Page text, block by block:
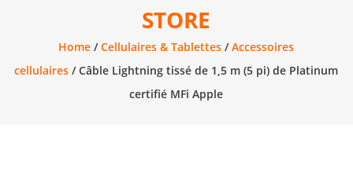
électronique
STORE
Home /Cellulaires & Tablettes /Accessoires
cellulaires / Câble Lightning tissé de 1,5 m (5 pi) de Platinum
certifié MFi Apple